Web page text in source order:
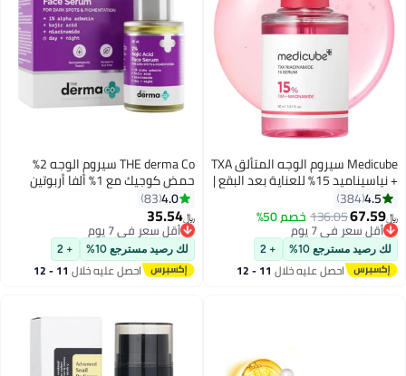
Medicube سيروم الوجه المتألق TXA
+ نياسيناميد 15% للعناية بعد البقع |
روتين العناية بالبشرة الكورية
اليومية الشاملة | العناية بتفاوت
لون البشرة، والملمس، والترطيب |
حمض ترانيكساميك بتركيز 5%
4.5
384
﷼‏67.59
136.05خصم 50%
أقل سعر في 7 يوم
أقل سعر في 7 يوم
لك رصيد مسترجع 10% + 2
احصل عليه خلال 11 - 12
THE derma Co سيروم الوجه 2%
حمض كوجيك مع 1% ألفا أربوتين
ونياسيناميد للبقع الداكنة
والتصبغات، 30 مل
4.0
83
﷼‏35.54
أقل سعر في 7 يوم
أقل سعر في 7 يوم
لك رصيد مسترجع 10% + 2
احصل عليه خلال 11 - 12